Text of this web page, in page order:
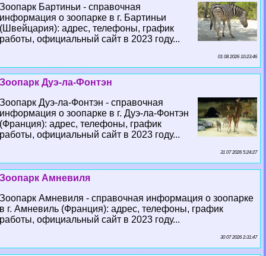
Зоопарк Бартиньи - справочная
информация о зоопарке в г. Бартиньи
(Швейцария): адрес, телефоны, график
работы, официальный сайт в 2023 году...
01 08 2026 10:23:46
Зоопарк Дуэ-ла-Фонтэн
Зоопарк Дуэ-ла-Фонтэн - справочная
информация о зоопарке в г. Дуэ-ла-Фонтэн
(Франция): адрес, телефоны, график
работы, официальный сайт в 2023 году...
31 07 2026 5:24:27
Зоопарк Амневиля
Зоопарк Амневиля - справочная информация о зоопарке
в г. Амневиль (Франция): адрес, телефоны, график
работы, официальный сайт в 2023 году...
30 07 2026 2:31:47